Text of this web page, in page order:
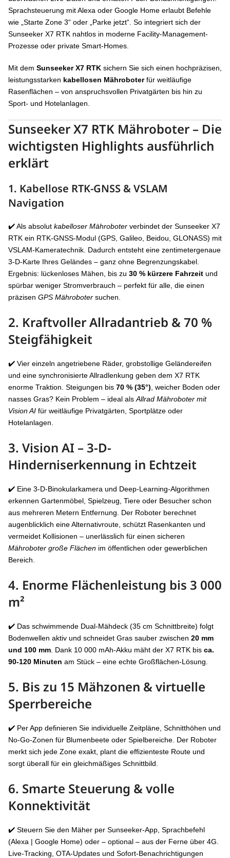
Sprachsteuerung mit Alexa oder Google Home erlaubt Befehle
wie „Starte Zone 3“ oder „Parke jetzt“. So integriert sich der
Sunseeker X7 RTK nahtlos in moderne Facility-Management-
Prozesse oder private Smart-Homes.
Mit dem Sunseeker X7 RTK sichern Sie sich einen hochpräzisen,
leistungsstarken kabellosen Mähroboterfür weitläufige
Rasenflächen – von anspruchsvollen Privatgärten bis hin zu
Sport- und Hotelanlagen.
SunseekerX7 RTK Mähroboter – Die
wichtigsten Highlights ausführlich
erklärt
1. Kabellose RTK-GNSS & VSLAM
Navigation
✔️ Als absolut kabelloser Mähroboter verbindet der Sunseeker X7
RTK ein RTK-GNSS-Modul (GPS, Galileo, Beidou, GLONASS) mit
VSLAM-Kameratechnik. Dadurch entsteht eine zentimetergenaue
3-D-Karte Ihres Geländes – ganz ohne Begrenzungskabel.
Ergebnis: lückenloses Mähen, bis zu 30 % kürzere Fahrzeit und
spürbar weniger Stromverbrauch – perfekt für alle, die einen
präzisen GPS Mähroboter suchen.
2. KraftvollerAllradantrieb & 70 %
Steigfähigkeit
✔️ Vier einzeln angetriebene Räder, grobstollige Geländereifen
und eine synchronisierte Allradlenkung geben dem X7 RTK
enorme Traktion. Steigungen bis 70 % (35°) , weicher Boden oder
nasses Gras? Kein Problem – ideal als Allrad Mähroboter mit
Vision AI für weitläufige Privatgärten, Sportplätze oder
Hotelanlagen.
3. Vision AI – 3-D-
Hinderniserkennung in Echtzeit
✔️ Eine 3-D-Binokularkamera und Deep-Learning-Algorithmen
erkennen Gartenmöbel, Spielzeug, Tiere oder Besucher schon
aus mehreren Metern Entfernung. Der Roboter berechnet
augenblicklich eine Alternativroute, schützt Rasenkanten und
vermeidet Kollisionen – unerlässlich für einen sicheren
Mähroboter große Flächen im öffentlichen oder gewerblichen
Bereich.
4. Enorme Flächenleistung bis 3 000
m²
✔️ Das schwimmende Dual-Mähdeck (35 cm Schnittbreite) folgt
Bodenwellen aktiv und schneidet Gras sauber zwischen 20 mm
und 100 mm . Dank 10 000 mAh-Akku mäht der X7 RTK bis ca.
90-120 Minuten am Stück – eine echte Großflächen-Lösung.
5. Bis zu 15 Mähzonen & virtuelle
Sperrbereiche
✔️ Per App definieren Sie individuelle Zeitpläne, Schnitthöhen und
No-Go-Zonen für Blumenbeete oder Spielbereiche. Der Roboter
merkt sich jede Zone exakt, plant die effizienteste Route und
sorgt überall für ein gleichmäßiges Schnittbild.
6. Smarte Steuerung & volle
Konnektivität
✔️ Steuern Sie den Mäher per Sunseeker-App, Sprachbefehl
(Alexa | Google Home) oder – optional – aus der Ferne über 4G.
Live-Tracking, OTA-Updates und Sofort-Benachrichtigungen